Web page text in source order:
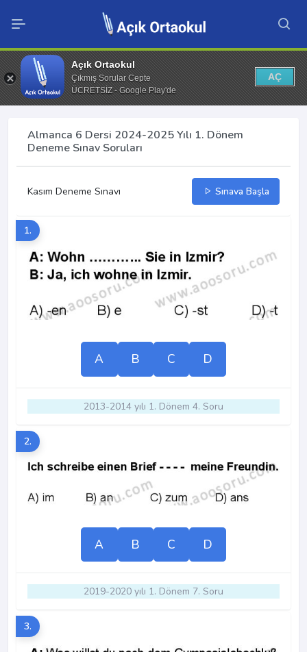
Açık Ortaokul
Çıkmış Sorular Cepte
ÜCRETSİZ - Google Play'de
AÇ
Almanca 6 Dersi 2024-2025 Yılı 1. Dönem
Deneme Sınav Soruları
Kasım Deneme Sınavı Sınava Başla
1.
A B C D
2013-2014 yılı 1. Dönem 4. Soru
2.
A B C D
2019-2020 yılı 1. Dönem 7. Soru
3.